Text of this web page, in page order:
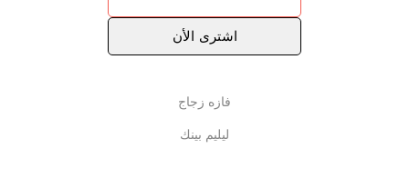
اشترى الأن
فازه زجاج
ليليم بينك